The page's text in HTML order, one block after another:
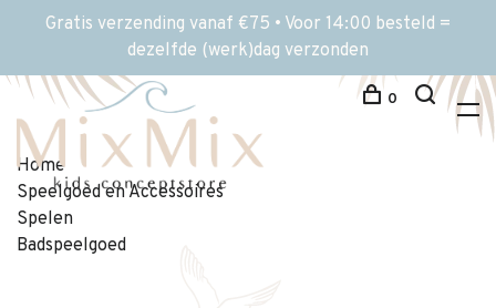
Gratis verzending vanaf €75 • Voor 14:00 besteld =
dezelfde (werk)dag verzonden
0
Home
Speelgoed en Accessoires
Spelen
Badspeelgoed